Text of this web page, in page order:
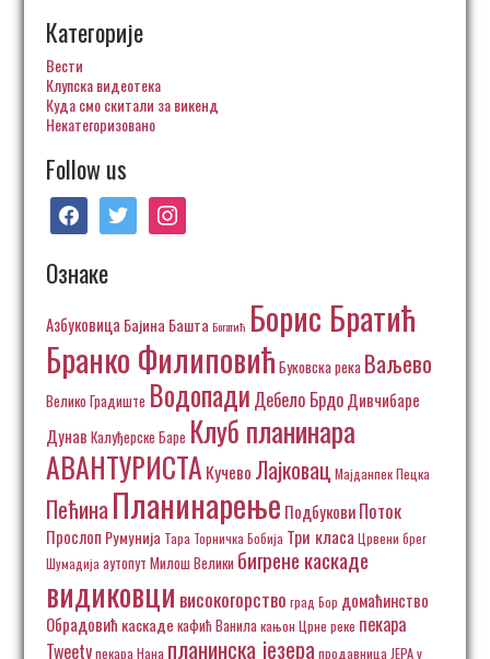
Категорије
Вести
Клупска видеотека
Куда смо скитали за викенд
Некатегоризовано
Follow us
facebooktwitter instagram
Ознаке
Азбуковица Бајина Башта Богатић Борис Братић
Бранко Филиповић Буковска река Ваљево
Велико Градиште Водопади Дебело БрдоДивчибаре
Дунав Калуђерске Баре Клуб планинара
АВАНТУРИСТА Кучево Лајковац Мајданпек Пецка
Пећина Планинарење ПодбуковиПоток
Прослоп Румунија Тара Торничка Бобија Три класа Црвени брег
Шумадија аутопут Милош Велики бигрене каскаде
видиковци високогорство град Бор домаћинство
Обрадовић каскаде кафић Ванила кањон Црне реке пекара
Tweetyпекара Нана планинска језера продавница ЈЕРА у